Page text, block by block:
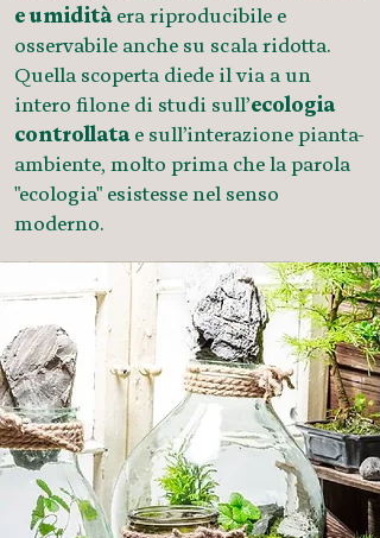
e umiditàera riproducibile e
osservabile anche su scala ridotta.
Quella scoperta diede il via a un
intero filone di studi sull’ecologia
controllatae sull’interazione pianta-
ambiente, molto prima che la parola
"ecologia" esistesse nel senso
moderno.